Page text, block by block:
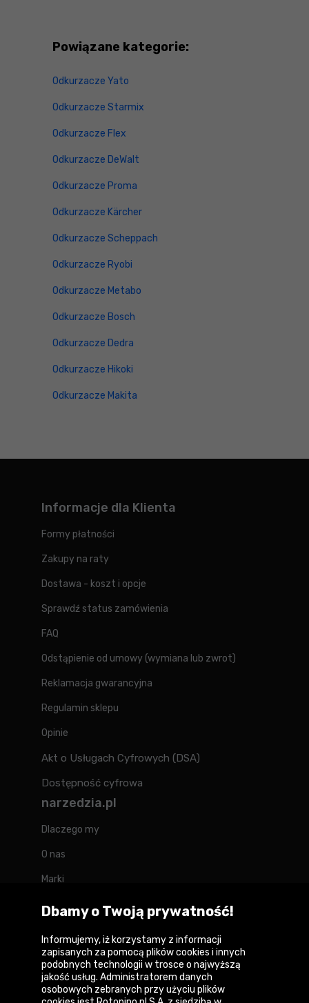
Powiązane kategorie:
Odkurzacze Yato
Odkurzacze Starmix
Odkurzacze Flex
Odkurzacze DeWalt
Odkurzacze Proma
Odkurzacze Kärcher
Odkurzacze Scheppach
Odkurzacze Ryobi
Odkurzacze Metabo
Odkurzacze Bosch
Odkurzacze Dedra
Odkurzacze Hikoki
Odkurzacze Makita
Informacje dla Klienta
Formy płatności
Zakupy na raty
Dostawa - koszt i opcje
Sprawdź status zamówienia
FAQ
Odstąpienie od umowy (wymiana lub zwrot)
Reklamacja gwarancyjna
Regulamin sklepu
Opinie
Akt o Usługach Cyfrowych (DSA)
Dostępność cyfrowa
narzedzia.pl
Dlaczego my
O nas
Marki
Kontakt
Forum
Dbamy o Twoją prywatność!
Informujemy, iż korzystamy z informacji
zapisanych za pomocą plików cookies i innych
podobnych technologii w trosce o najwyższą
jakość usług. Administratorem danych
osobowych zebranych przy użyciu plików